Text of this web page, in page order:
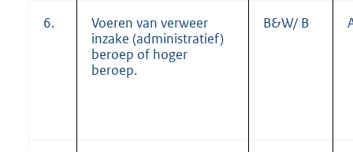
6.
Voeren van verweer
inzake (administratief)
beroep of hoger
beroep.
B&W/ B